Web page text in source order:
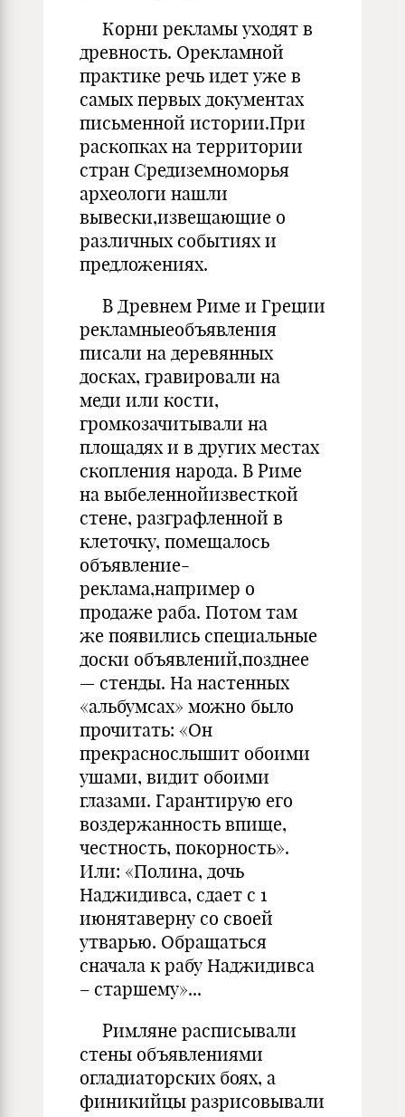
Корни рекламы уходят в
древность. Орекламной
практике речь идет уже в
самых первых документах
письменной истории.При
раскопках на территории
стран Средиземноморья
археологи нашли
вывески,извещающие о
различных событиях и
предложениях.
В Древнем Риме и Греции
рекламныеобъявления
писали на деревянных
досках, гравировали на
меди или кости,
громкозачитывали на
площадях и в других местах
скопления народа. В Риме
на выбеленнойизвесткой
стене, разграфленной в
клеточку, помещалось
объявление-
реклама,например о
продаже раба. Потом там
же появились специальные
доски объявлений,позднее
— стенды. На настенных
«альбумсах» можно было
прочитать: «Он
прекраснослышит обоими
ушами, видит обоими
глазами. Гарантирую его
воздержанность впище,
честность, покорность».
Или: «Полина, дочь
Наджидивса, сдает с 1
июнятаверну со своей
утварью. Обращаться
сначала к рабу Наджидивса
– старшему»...
Римляне расписывали
стены объявлениями
огладиаторских боях, а
финикийцы разрисовывали